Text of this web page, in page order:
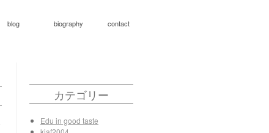
blog biography contact
カテゴリー
Edu in good taste